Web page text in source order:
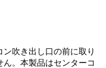
吹き出し口の前に取り
。本製品はセンターコ